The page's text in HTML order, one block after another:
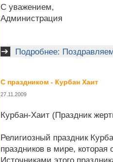
С уважением,
Администрация
Подробнее:
С праздником - Курбан Хаит
27.11.2009
Курбан-Хаит (Праздник
Религиозный праздник
праздников в мире,